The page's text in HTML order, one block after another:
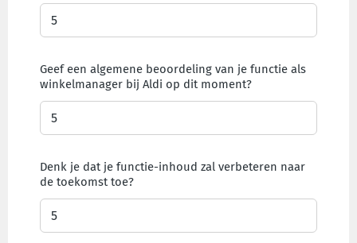
Geef een algemene beoordeling van je functie als
winkelmanager bij Aldi op dit moment?
Denk je dat je functie-inhoud zal verbeteren naar
de toekomst toe?